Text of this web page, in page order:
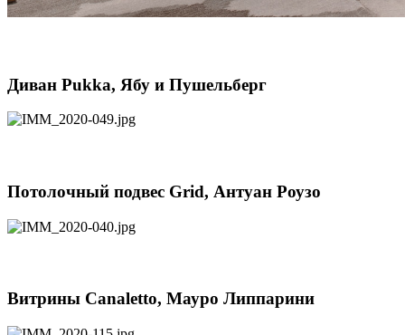
Диван Pukka, Ябу и Пушельберг
Потолочный подвес Grid, Антуан Роузо
Витрины Canaletto, Мауро Липпарини